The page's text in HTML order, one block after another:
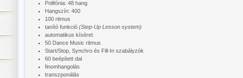
Polifónia: 48 hang
Hangszín: 400
100 ritmus
tanító funkció (Step-Up Lesson system)
automatikus kíséret
50 Dance Music ritmus
Start/Stop, Synchro és Fill-In szabályzók
60 beépített dal
finomhangolás
transzponálás